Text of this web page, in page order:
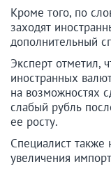
Кроме того, по
заходят
дополнительный
Эксперт отметил,
иностранных
на возможностях
слабый рубль
ее росту.
Специалист также
увеличения